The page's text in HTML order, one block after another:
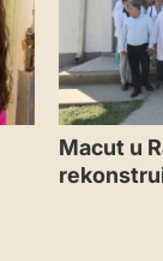
Macut u